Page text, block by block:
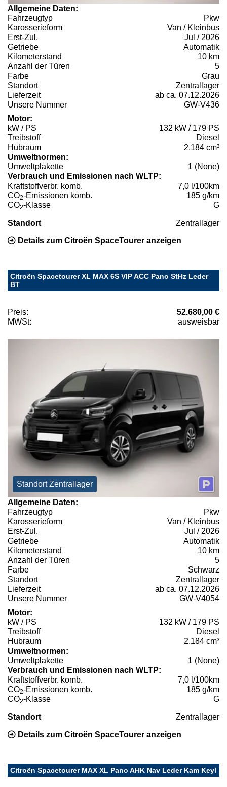
Allgemeine Daten:
Fahrzeugtyp
Pkw
Karosserieform
Van / Kleinbus
Erst-Zul.
Jul / 2026
Getriebe
Automatik
Kilometerstand
10 km
Anzahl der Türen
5
Farbe
Grau
Standort
Zentrallager
Lieferzeit
ab ca. 07.12.2026
Unsere Nummer
GW-V436
Motor:
kW / PS
132 kW / 179 PS
Treibstoff
Diesel
Hubraum
2.184 cm³
Umweltnormen:
Umweltplakette
1 (None)
Verbrauch und Emissionen nach WLTP:
Kraftstoffverbr. komb.
7,0 l/100km
CO2-Emissionen komb.
185 g/km
CO2-Klasse G
Standort Zentrallager
Details zum Citroën SpaceTourer anzeigen
Citroën Spacetourer XL MAX 6S VIP ACC Pano StHz Leder
BT
Preis:
52.680,00 €
MWSt:
ausweisbar
Standort Zentrallager
Allgemeine Daten:
Fahrzeugtyp
Pkw
Karosserieform
Van / Kleinbus
Erst-Zul.
Jul / 2026
Getriebe
Automatik
Kilometerstand
10 km
Anzahl der Türen
5
Farbe
Schwarz
Standort
Zentrallager
Lieferzeit
ab ca. 07.12.2026
Unsere Nummer
GW-V4054
Motor:
kW / PS
132 kW / 179 PS
Treibstoff
Diesel
Hubraum
2.184 cm³
Umweltnormen:
Umweltplakette
1 (None)
Verbrauch und Emissionen nach WLTP:
Kraftstoffverbr. komb.
7,0 l/100km
CO2-Emissionen komb.
185 g/km
CO2-Klasse G
Standort Zentrallager
Details zum Citroën SpaceTourer anzeigen
Citroën Spacetourer MAX XL Pano AHK Nav Leder Kam Keyl